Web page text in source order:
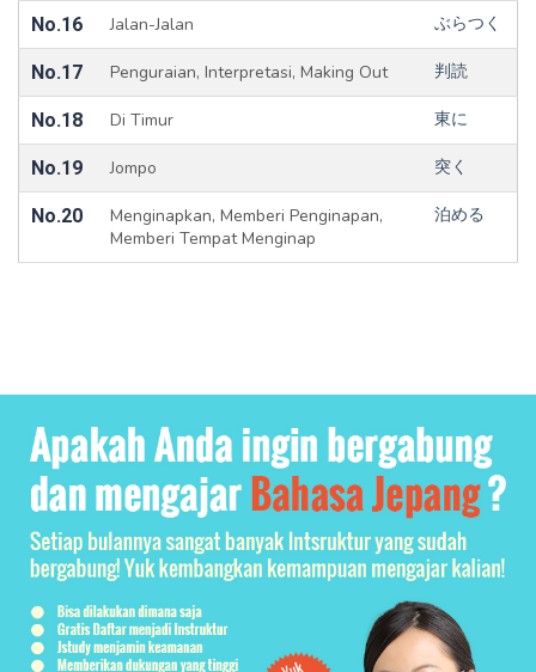
No.16 Jalan-Jalan ぶらつく
No.17 Penguraian, Interpretasi, Making Out 判読
No.18 Di Timur 東に
No.19 Jompo 突く
No.20
Menginapkan, Memberi Penginapan,
Memberi Tempat Menginap
泊める